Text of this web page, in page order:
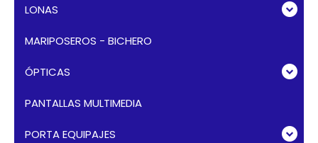
LONAS
MARIPOSEROS - BICHERO
ÓPTICAS
PANTALLAS MULTIMEDIA
PORTA EQUIPAJES